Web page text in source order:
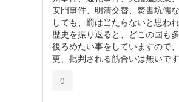
安門事件、明清交替、焚書坑儒
しても、罰は当たらないと思わ
歴史を振り返ると、どこの国も多
後ろめたい事をしていますので
更、批判される筋合いは無いで
0